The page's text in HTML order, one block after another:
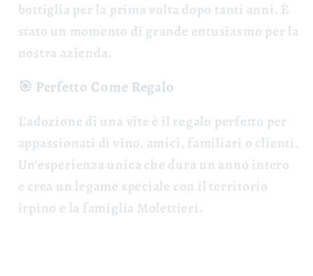
bottiglia per la prima volta dopo tanti anni. È
stato un momento di grande entusiasmo per la
nostra azienda.
🎯 Perfetto Come Regalo
L'adozione di una vite è ilregalo perfetto per
appassionati di vino, amici, familiari o clienti.
Un'esperienza unica che dura un anno intero
e crea un legame speciale con il territorio
irpino e la famiglia Molettieri.